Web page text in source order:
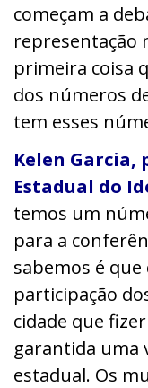
começam a
representação
primeira coisa
dos números
tem esses
Kelen Garcia,
Estadual do
temos um
para a
sabemos é
participação
cidade que
garantida uma
estadual. Os